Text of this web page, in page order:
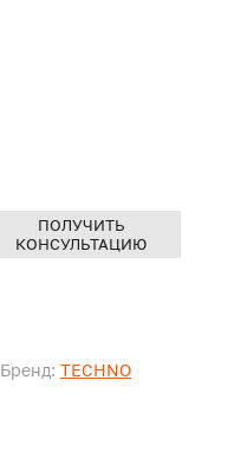
Бренд: TECHNO
ПОЛУЧИТЬ
КОНСУЛЬТАЦИЮ